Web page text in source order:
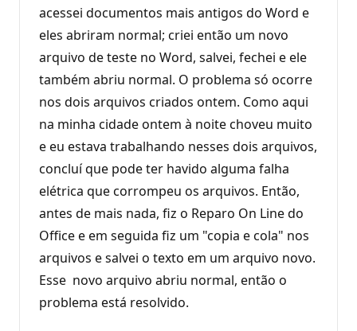
acessei documentos mais antigos do Word e
eles abriram normal; criei então um novo
arquivo de teste no Word, salvei, fechei e ele
também abriu normal. O problema só ocorre
nos dois arquivos criados ontem. Como aqui
na minha cidade ontem à noite choveu muito
e eu estava trabalhando nesses dois arquivos,
concluí que pode ter havido alguma falha
elétrica que corrompeu os arquivos. Então,
antes de mais nada, fiz o Reparo On Line do
Office e em seguida fiz um "copia e cola" nos
arquivos e salvei o texto em um arquivo novo.
Esse novo arquivo abriu normal, então o
problema está resolvido.